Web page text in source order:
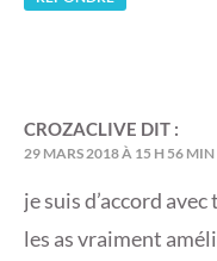
CROZACLIVE DIT :
29 MARS 2018 À 15 H 56 MIN
je suis d’accord
les as vraiment